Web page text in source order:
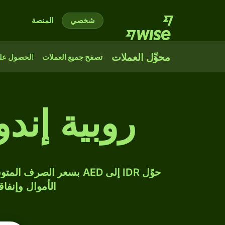
شخصي المنصة
محوِّل العملات تصفح جميع العملات الحصول
روبية
الأموال